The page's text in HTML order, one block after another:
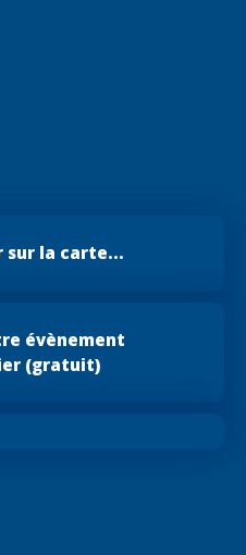
sur la carte...
évènement
(gratuit)